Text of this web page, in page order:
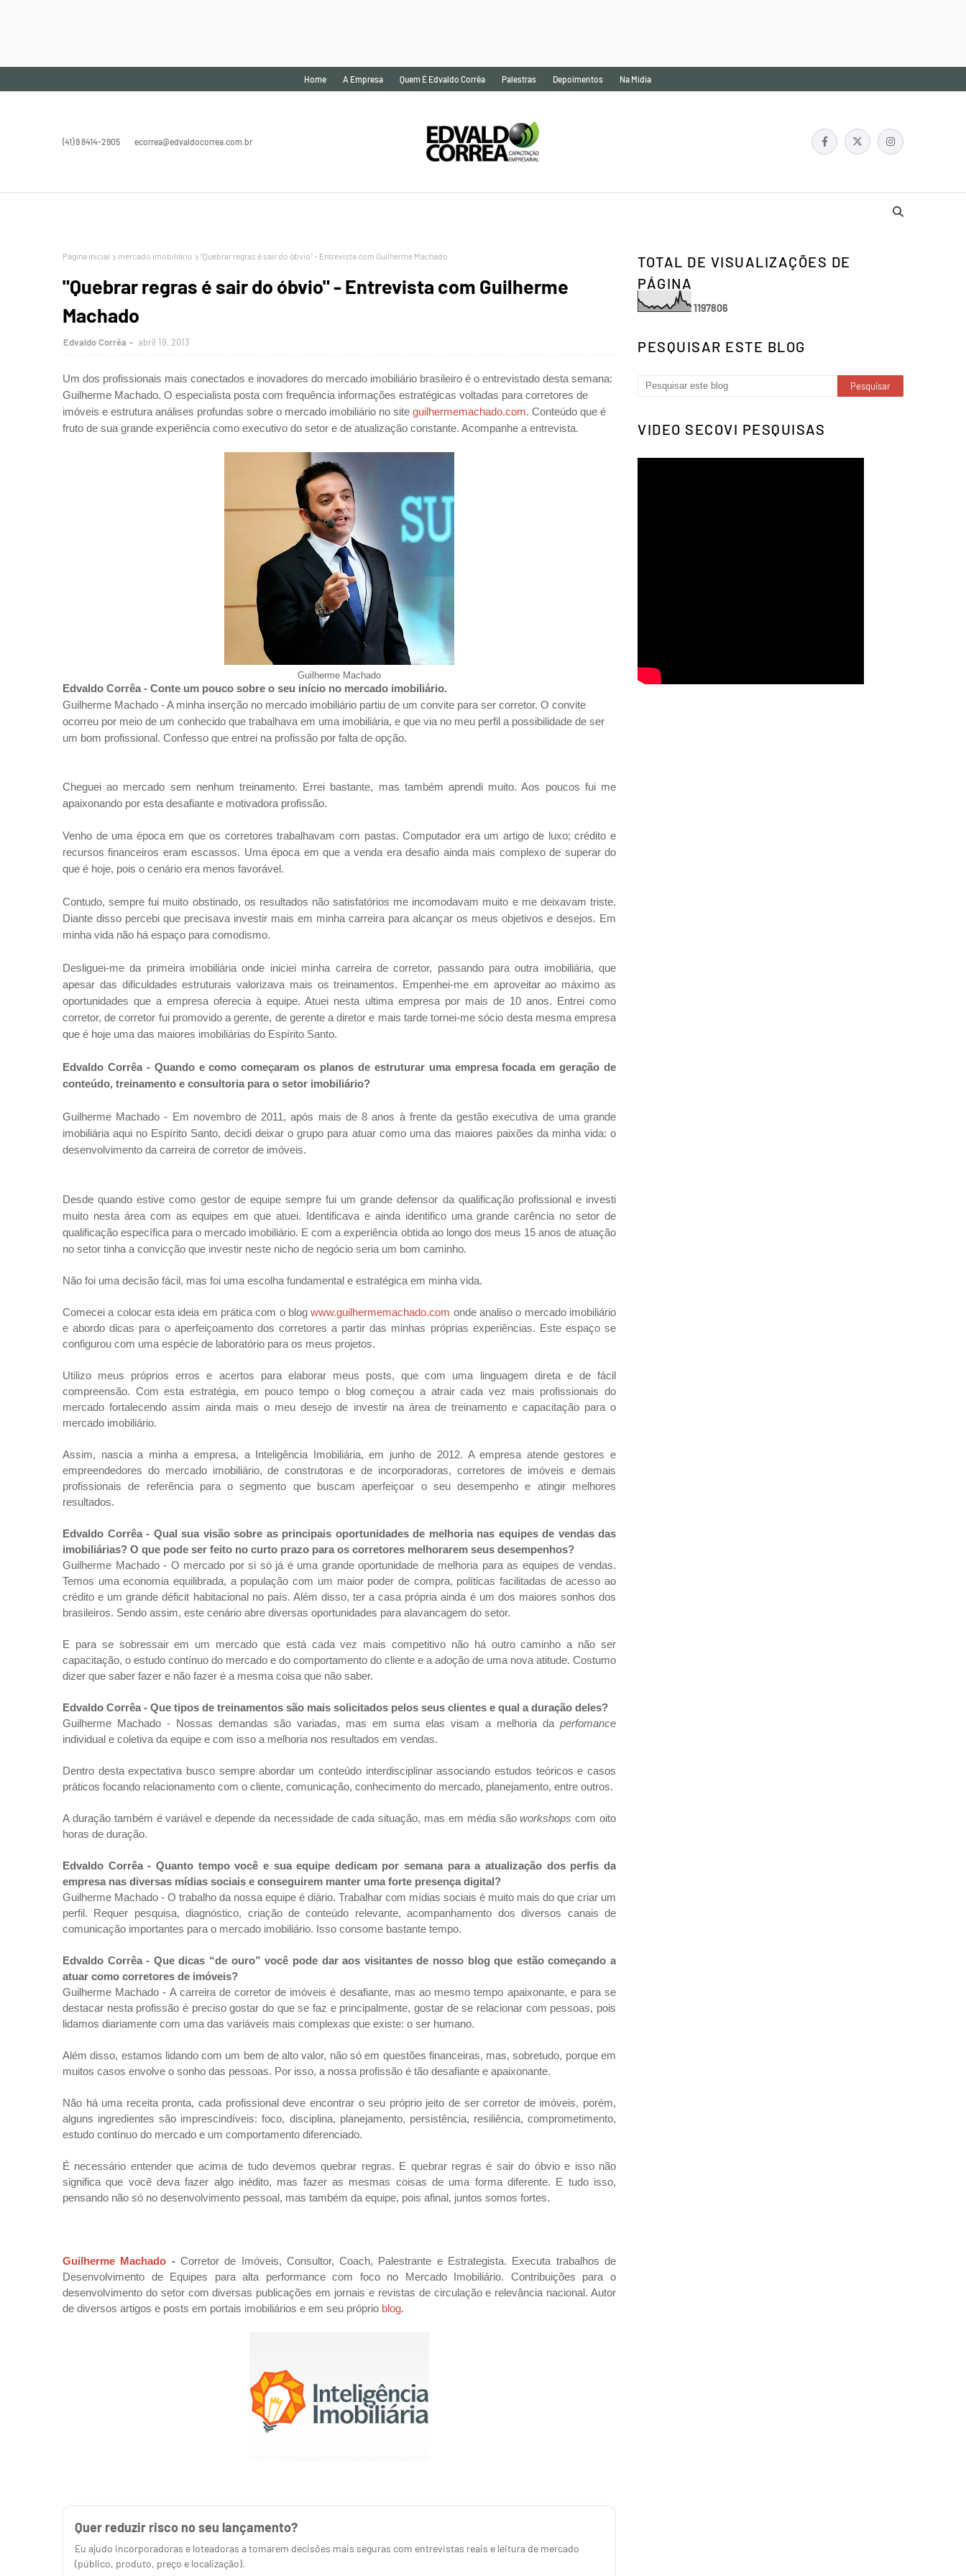
Home A Empresa Quem É Edvaldo Corrêa Palestras Depoimentos Na Mídia
(41) 9 8414-2905 ecorrea@edvaldocorrea.com.br
Página inicial mercado imobiliário "Quebrar regras é sair do óbvio" - Entrevista com Guilherme Machado
"Quebrar regras é sair do óbvio" - Entrevista com Guilherme
Machado
Edvaldo Corrêa abril 19, 2013
Um dos profissionais mais conectados e inovadores do mercado imobiliário brasileiro é o entrevistado desta semana:
Guilherme Machado. O especialista posta com frequência informações estratégicas voltadas para corretores de
imóveis e estrutura análises profundas sobre o mercado imobiliário no site guilhermemachado.com. Conteúdo que é
fruto de sua grande experiência como executivo do setor e de atualização constante. Acompanhe a entrevista.
Guilherme Machado
Edvaldo Corrêa - Conte um pouco sobre o seu início no mercado imobiliário.
Guilherme Machado - A minha inserção no mercado imobiliário partiu de um convite para ser corretor. O convite
ocorreu por meio de um conhecido que trabalhava em uma imobiliária, e que via no meu perfil a possibilidade de ser
um bom profissional. Confesso que entrei na profissão por falta de opção.
Cheguei ao mercado sem nenhum treinamento. Errei bastante, mas também aprendi muito. Aos poucos fui me
apaixonando por esta desafiante e motivadora profissão.
Venho de uma época em que os corretores trabalhavam com pastas. Computador era um artigo de luxo; crédito e
recursos financeiros eram escassos. Uma época em que a venda era desafio ainda mais complexo de superar do
que é hoje, pois o cenário era menos favorável.
Contudo, sempre fui muito obstinado, os resultados não satisfatórios me incomodavam muito e me deixavam triste.
Diante disso percebi que precisava investir mais em minha carreira para alcançar os meus objetivos e desejos. Em
minha vida não há espaço para comodismo.
Desliguei-me da primeira imobiliária onde iniciei minha carreira de corretor, passando para outra imobiliária, que
apesar das dificuldades estruturais valorizava mais os treinamentos. Empenhei-me em aproveitar ao máximo as
oportunidades que a empresa oferecia à equipe. Atuei nesta ultima empresa por mais de 10 anos. Entrei como
corretor, de corretor fui promovido a gerente, de gerente a diretor e mais tarde tornei-me sócio desta mesma empresa
que é hoje uma das maiores imobiliárias do Espírito Santo.
Edvaldo Corrêa -Quando e como começaram os planos de estruturar uma empresa focada em geração de
conteúdo, treinamento e consultoria para o setor imobiliário?
Guilherme Machado - Em novembro de 2011, após mais de 8 anos à frente da gestão executiva de uma grande
imobiliária aqui no Espírito Santo, decidi deixar o grupo para atuar como uma das maiores paixões da minha vida: o
desenvolvimento da carreira de corretor de imóveis.
Desde quando estive como gestor de equipe sempre fui um grande defensor da qualificação profissional e investi
muito nesta área com as equipes em que atuei. Identificava e ainda identifico uma grande carência no setor de
qualificação específica para o mercado imobiliário. E com a experiência obtida ao longo dos meus 15 anos de atuação
no setor tinha a convicção que investir neste nicho de negócio seria um bom caminho.
Não foi uma decisão fácil, mas foi uma escolha fundamental e estratégica em minha vida.
Comecei a colocar esta ideia em prática com o blogwww.guilhermemachado.com onde analiso o mercado imobiliário
e abordo dicas para o aperfeiçoamento dos corretores a partir das minhas próprias experiências. Este espaço se
configurou com uma espécie de laboratório para os meus projetos.
Utilizo meus próprios erros e acertos para elaborar meus posts, que com uma linguagem direta e de fácil
compreensão. Com esta estratégia, em pouco tempo o blog começou a atrair cada vez mais profissionais do
mercado fortalecendo assim ainda mais o meu desejo de investir na área de treinamento e capacitação para o
mercado imobiliário.
Assim, nascia a minha a empresa, a Inteligência Imobiliária, em junho de 2012. A empresa atende gestores e
empreendedores do mercado imobiliário, de construtoras e de incorporadoras, corretores de imóveis e demais
profissionais de referência para o segmento que buscam aperfeiçoar o seu desempenho e atingir melhores
resultados.
Edvaldo Corrêa - Qual sua visão sobre as principais oportunidades de melhoria nas equipes de vendas das
imobiliárias? O que pode ser feito no curto prazo para os corretores melhorarem seus desempenhos?
Guilherme Machado - O mercado por si só já é uma grande oportunidade de melhoria para as equipes de vendas.
Temos uma economia equilibrada, a população com um maior poder de compra, políticas facilitadas de acesso ao
crédito e um grande déficit habitacional no país. Além disso, ter a casa própria ainda é um dos maiores sonhos dos
brasileiros. Sendo assim, este cenário abre diversas oportunidades para alavancagem do setor.
E para se sobressair em um mercado que está cada vez mais competitivo não há outro caminho a não ser
capacitação, o estudo contínuo do mercado e do comportamento do cliente e a adoção de uma nova atitude. Costumo
dizer que saber fazer e não fazer é a mesma coisa que não saber.
Edvaldo Corrêa - Que tipos de treinamentos são mais solicitados pelos seus clientes e qual a duração deles?
Guilherme Machado - Nossas demandas são variadas, mas em suma elas visam a melhoria da perfomance
individual e coletiva da equipe e com isso a melhoria nos resultados em vendas.
Dentro desta expectativa busco sempre abordar um conteúdo interdisciplinar associando estudos teóricos e casos
práticos focando relacionamento com o cliente, comunicação, conhecimento do mercado, planejamento, entre outros.
A duração também é variável e depende da necessidade de cada situação, mas em média sãoworkshops com oito
horas de duração.
Edvaldo Corrêa - Quanto tempo você e sua equipe dedicam por semana para a atualização dos perfis da
empresa nas diversas mídias sociais e conseguirem manter uma forte presença digital?
Guilherme Machado - O trabalho da nossa equipe é diário. Trabalhar com mídias sociais é muito mais do que criar um
perfil. Requer pesquisa, diagnóstico, criação de conteúdo relevante, acompanhamento dos diversos canais de
comunicação importantes para o mercado imobiliário. Isso consome bastante tempo.
Edvaldo Corrêa - Que dicas “de ouro” você pode dar aos visitantes de nosso blog que estão começando a
atuar como corretores de imóveis?
Guilherme Machado - A carreira de corretor de imóveis é desafiante, mas ao mesmo tempo apaixonante, e para se
destacar nesta profissão é preciso gostar do que se faz e principalmente, gostar de se relacionar com pessoas, pois
lidamos diariamente com uma das variáveis mais complexas que existe: o ser humano.
Além disso, estamos lidando com um bem de alto valor, não só em questões financeiras, mas, sobretudo, porque em
muitos casos envolve o sonho das pessoas. Por isso, a nossa profissão é tão desafiante e apaixonante.
Não há uma receita pronta, cada profissional deve encontrar o seu próprio jeito de ser corretor de imóveis, porém,
alguns ingredientes são imprescindíveis: foco, disciplina, planejamento, persistência, resiliência, comprometimento,
estudo contínuo do mercado e um comportamento diferenciado.
É necessário entender que acima de tudo devemos quebrar regras. E quebrar regras é sair do óbvio e isso não
significa que você deva fazer algo inédito, mas fazer as mesmas coisas de uma forma diferente. E tudo isso,
pensando não só no desenvolvimento pessoal, mas também da equipe, pois afinal, juntos somos fortes.
Guilherme Machado - Corretor de Imóveis, Consultor, Coach, Palestrante e Estrategista. Executa trabalhos de
Desenvolvimento de Equipes para alta performance com foco no Mercado Imobiliário. Contribuições para o
desenvolvimento do setor com diversas publicações em jornais e revistas de circulação e relevância nacional. Autor
de diversos artigos e posts em portais imobiliários e em seu próprio blog.
Quer reduzir risco no seu lançamento?
Eu ajudo incorporadoras e loteadoras a tomarem decisões mais seguras com entrevistas reais e leitura de mercado
(público, produto, preço e localização).
TOTAL DE VISUALIZAÇÕES DE
PÁGINA
1197806
PESQUISAR ESTE BLOG
VIDEO SECOVI PESQUISAS